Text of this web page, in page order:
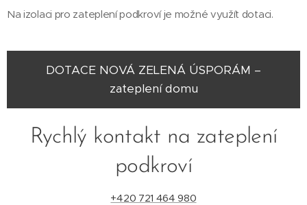
Na izolaci pro zateplení podkroví je možné využít dotaci.
DOTACE NOVÁ ZELENÁ ÚSPORÁM –
zateplení domu
Rychlý kontakt na zateplení
podkroví
+420 721 464 980